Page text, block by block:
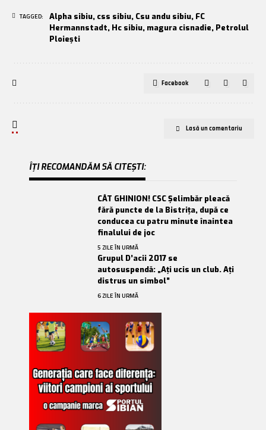
TAGGED: Alpha sibiu, css sibiu, Csu andu sibiu, FC
Hermannstadt, Hc sibiu, magura cisnadie, Petrolul
Ploiești
Facebook
Lasă un comentariu
ÎȚI RECOMANDĂM SĂ CITEȘTI:
CÂT GHINION! CSC Șelimbăr pleacă
fără puncte de la Bistrița, după ce
conducea cu patru minute înaintea
finalului de joc
5 ZILE ÎN URMĂ
Grupul D’acii 2017 se
autosuspendă: „Ați ucis un club. Ați
distrus un simbol”
6 ZILE ÎN URMĂ